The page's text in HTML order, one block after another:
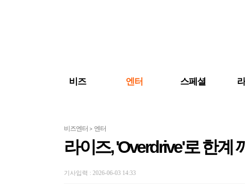
비즈 엔터 스페셜
비즈엔터 > 엔터
라이즈, 'Overdrive'로 한계
기사입력 : 2026-06-03 14:33